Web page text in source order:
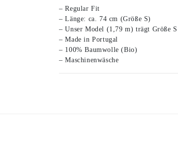
– Regular Fit
– Länge: ca. 74 cm (Größe S)
– Unser Model (1,79 m) trägt Größe S
– Made in Portugal
– 100% Baumwolle (Bio)
– Maschinenwäsche